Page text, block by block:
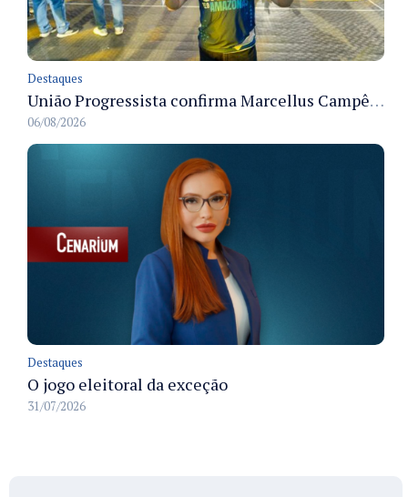
Destaques
União Progressista confirma Marcellus Campêlo como candidato a deputado estadual
06/08/2026
Destaques
O jogo eleitoral da exceção
31/07/2026